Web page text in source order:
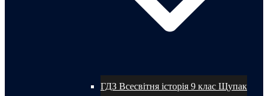
ГДЗ Всесвітня історія 9 клас Щупак